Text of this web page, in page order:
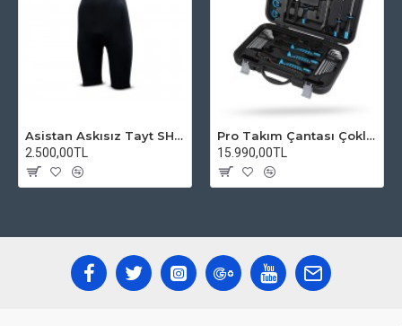
Asistan Askısız Tayt SH20 Pedli Siyah
2.500,00TL
Pro Takım Çantası Çoklu Tamir Seti
15.990,00TL